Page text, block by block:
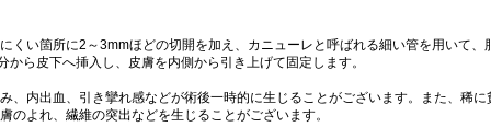
くい箇所に2～3mmほどの切開を加え、カニューレと呼ばれる細い管を用いて
ら皮下へ挿入し、皮膚を内側から引き上げて固定します。
、内出血、引き攣れ感などが術後一時的に生じることがございます。また、稀
よれ、繊維の突出などを生じることがございます。